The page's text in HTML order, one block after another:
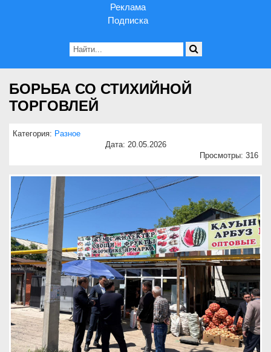
Реклама
Подписка
БОРЬБА СО СТИХИЙНОЙ
ТОРГОВЛЕЙ
Категория: Разное
Дата: 20.05.2026
Просмотры: 316